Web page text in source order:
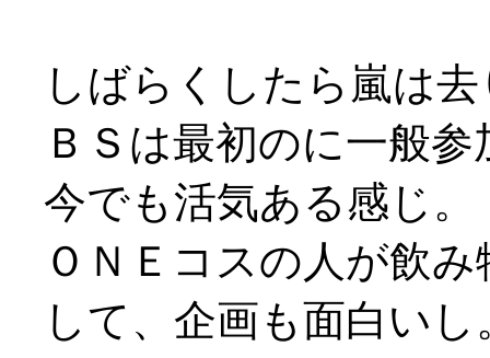
しばらくしたら嵐は
ＢＳは最初のに一般
今でも活気ある感じ。
ＯＮＥコスの人が飲
して、企画も面白いし